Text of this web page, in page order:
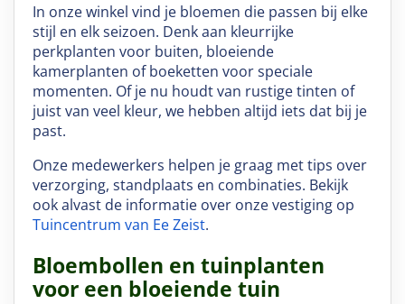
In onze winkel vind je bloemen die passen bij elke
stijl en elk seizoen. Denk aan kleurrijke
perkplanten voor buiten, bloeiende
kamerplanten of boeketten voor speciale
momenten. Of je nu houdt van rustige tinten of
juist van veel kleur, we hebben altijd iets dat bij je
past.
Onze medewerkers helpen je graag met tips over
verzorging, standplaats en combinaties. Bekijk
ook alvast de informatie over onze vestiging op
Tuincentrum van Ee Zeist.
Bloembollen en tuinplanten
voor een bloeiende tuin